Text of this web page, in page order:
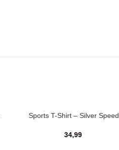
Sports T-Shirt – Silver Speed
34,99